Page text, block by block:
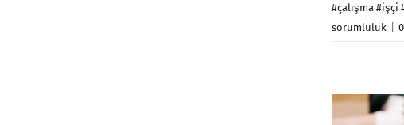
#çalışma #işçi
sorumluluk